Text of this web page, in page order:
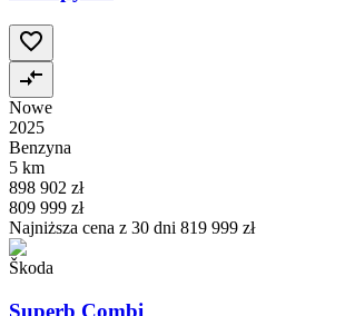
Nowe
2025
Benzyna
5 km
898 902 zł
809 999 zł
Najniższa cena z 30 dni 819 999 zł
Škoda
Superb Combi